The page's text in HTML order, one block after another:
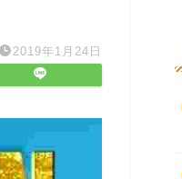
2019年1月24日